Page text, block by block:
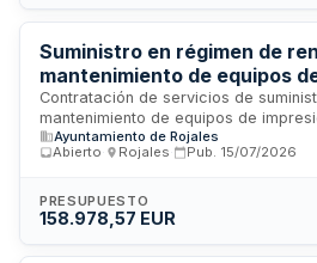
cuarenta y seis mil seiscientos
plurianual.
Suministro en régimen de
mantenimiento de equipos
multifunción para el
Contratación de servicios de
mantenimiento de equipos de
mediante arrendamiento sin opción a
diversas dependencias del
reprografía durante su vigencia,
funcionamiento óptimo de la
Ayuntamiento de Rojales
Abierto
Rojales Pub. 15/07/2026
PRESUPUESTO
158.978,57 EUR